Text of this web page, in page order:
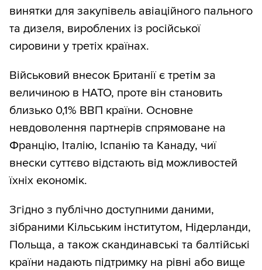
винятки для закупівель авіаційного пального
та дизеля, вироблених із російської
сировини у третіх країнах.
Військовий внесок Британії є третім за
величиною в НАТО, проте він становить
близько 0,1% ВВП країни. Основне
невдоволення партнерів спрямоване на
Францію, Італію, Іспанію та Канаду, чиї
внески суттєво відстають від можливостей
їхніх економік.
Згідно з публічно доступними даними,
зібраними Кільським інститутом, Нідерланди,
Польща, а також скандинавські та балтійські
країни надають підтримку на рівні або вище